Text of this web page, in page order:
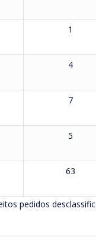
1
4
7
5
63
pedidos